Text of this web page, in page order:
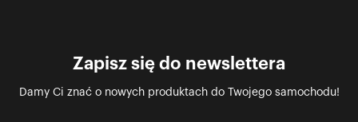
Zapisz się do newslettera
Damy Ci znać o nowych produktach do Twojego samochodu!